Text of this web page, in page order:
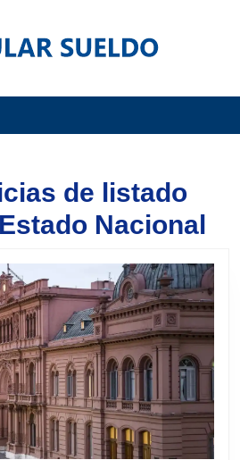
de listado
Nacional